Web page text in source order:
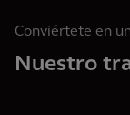
Conviértete en
Nuestro